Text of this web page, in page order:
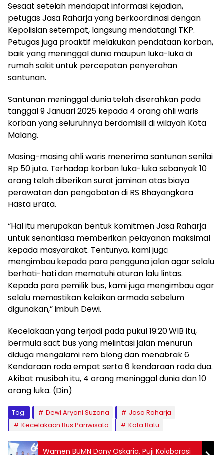
Sesaat setelah mendapat informasi kejadian,
petugas Jasa Raharja yang berkoordinasi dengan
Kepolisian setempat, langsung mendatangi TKP.
Petugas juga proaktif melakukan pendataan korban,
baik yang meninggal dunia maupun luka-luka di
rumah sakit untuk percepatan penyerahan
santunan.
Santunan meninggal dunia telah diserahkan pada
tanggal 9 Januari 2025 kepada 4 orang ahli waris
korban yang seluruhnya berdomisili di wilayah Kota
Malang.
Masing-masing ahli waris menerima santunan senilai
Rp 50 juta. Terhadap korban luka-luka sebanyak 10
orang telah diberikan surat jaminan atas biaya
perawatan dan pengobatan di RS Bhayangkara
Hasta Brata.
“Hal itu merupakan bentuk komitmen Jasa Raharja
untuk senantiasa memberikan pelayanan maksimal
kepada masyarakat. Tentunya, kami juga
mengimbau kepada para pengguna jalan agar selalu
berhati-hati dan mematuhi aturan lalu lintas.
Kepada para pemilik bus, kami juga mengimbau agar
selalu memastikan kelaikan armada sebelum
digunakan,” imbuh Dewi.
Kecelakaan yang terjadi pada pukul 19:20 WIB itu,
bermula saat bus yang melintasi jalan menurun
diduga mengalami rem blong dan menabrak 6
Kendaraan roda empat serta 6 kendaraan roda dua.
Akibat musibah itu, 4 orang meninggal dunia dan 10
orang luka. (Din)
Tag: Dewi Aryani Suzana
Jasa Raharja
Kecelakaan Bus Pariwisata
Kota Batu
Wamen BUMN Dony Oskaria, Puji Kolaborasi